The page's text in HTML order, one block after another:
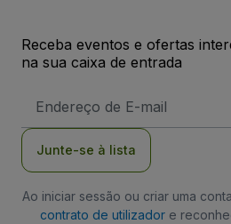
Receba eventos e ofertas
na sua caixa de entrada
de
Junte-se à lista
Ao iniciar sessão ou criar uma
contrato de utilizadore